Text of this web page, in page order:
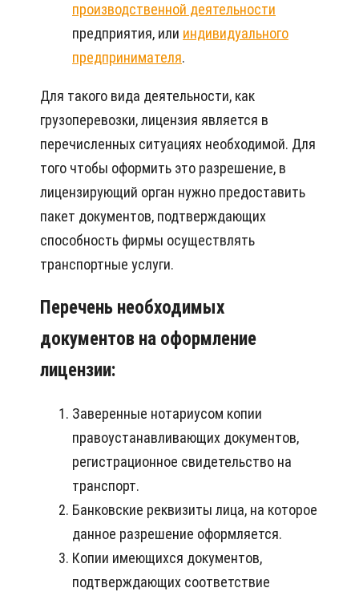
производственной деятельности
предприятия, или индивидуального
предпринимателя.
Для такого вида деятельности, как
грузоперевозки, лицензия является в
перечисленных ситуациях необходимой. Для
того чтобы оформить это разрешение, в
лицензирующий орган нужно предоставить
пакет документов, подтверждающих
способность фирмы осуществлять
транспортные услуги.
Перечень необходимых
документов на оформление
лицензии:
Заверенные нотариусом копии
правоустанавливающих документов,
регистрационное свидетельство на
транспорт.
Банковские реквизиты лица, на которое
данное разрешение оформляется.
Копии имеющихся документов,
подтверждающих соответствие